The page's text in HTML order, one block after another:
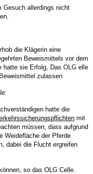
Gesuch allerdings nicht
die Klägerin eine
Beweismittels vor dem
hatte sie Erfolg, Das OLG elle
zulassen
hatte die
mit
müssen, dass aufgrund
Weidefläche der Pferde
dabei die Flucht ergreifen
so das OLG Celle.